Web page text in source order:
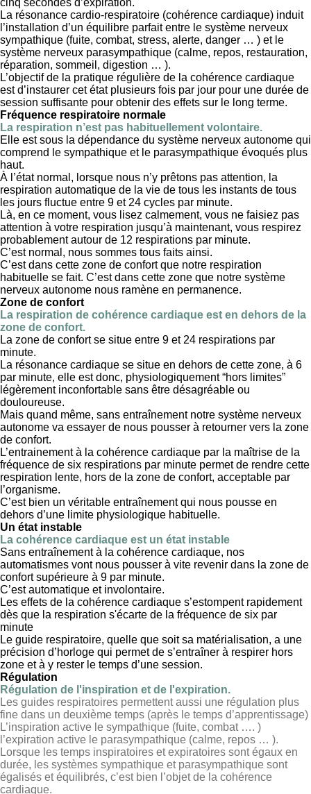
cinq secondes d’expiration.
La résonance cardio-respiratoire (cohérence cardiaque) induit
l’installation d’un équilibre parfait entre le système nerveux
sympathique (fuite, combat, stress, alerte, danger … ) et le
système nerveux parasympathique (calme, repos, restauration,
réparation, sommeil, digestion … ).
L’objectif de la pratique régulière de la cohérence cardiaque
est d’instaurer cet état plusieurs fois par jour pour une durée de
session suffisante pour obtenir des effets sur le long terme.
Fréquence respiratoire normale
La respiration n’est pas habituellement volontaire.
Elle est sous la dépendance du système nerveux autonome qui
comprend le sympathique et le parasympathique évoqués plus
haut.
À l’état normal, lorsque nous n’y prêtons pas attention, la
respiration automatique de la vie de tous les instants de tous
les jours fluctue entre 9 et 24 cycles par minute.
Là, en ce moment, vous lisez calmement, vous ne faisiez pas
attention à votre respiration jusqu’à maintenant, vous respirez
probablement autour de 12 respirations par minute.
C’est normal, nous sommes tous faits ainsi.
C’est dans cette zone de confort que notre respiration
habituelle se fait. C’est dans cette zone que notre système
nerveux autonome nous ramène en permanence.
Zone de confort
La respiration de cohérence cardiaque est en dehors de la
zone de confort.
La zone de confort se situe entre 9 et 24 respirations par
minute.
La résonance cardiaque se situe en dehors de cette zone, à 6
par minute, elle est donc, physiologiquement “hors limites”
légèrement inconfortable sans être désagréable ou
douloureuse.
Mais quand même, sans entraînement notre système nerveux
autonome va essayer de nous pousser à retourner vers la zone
de confort.
L’entrainement à la cohérence cardiaque par la maîtrise de la
fréquence de six respirations par minute permet de rendre cette
respiration lente, hors de la zone de confort, acceptable par
l’organisme.
C’est bien un véritable entraînement qui nous pousse en
dehors d’une limite physiologique habituelle.
Un état instable
La cohérence cardiaque est un état instable
Sans entraînement à la cohérence cardiaque, nos
automatismes vont nous pousser à vite revenir dans la zone de
confort supérieure à 9 par minute.
C’est automatique et involontaire.
Les effets de la cohérence cardiaque s’estompent rapidement
dès que la respiration s'écarte de la fréquence de six par
minute
Le guide respiratoire, quelle que soit sa matérialisation, a une
précision d’horloge qui permet de s’entraîner à respirer hors
zone et à y rester le temps d’une session.
Régulation
Régulation de l'inspiration et de l'expiration.
Les guides respiratoires permettent aussi une régulation plus
fine dans un deuxième temps (après le temps d’apprentissage)
L’inspiration active le sympathique (fuite, combat …. )
l’expiration active le parasympathique (calme, repos … ).
Lorsque les temps inspiratoires et expiratoires sont égaux en
durée, les systèmes sympathique et parasympathique sont
égalisés et équilibrés, c’est bien l’objet de la cohérence
cardiaque.